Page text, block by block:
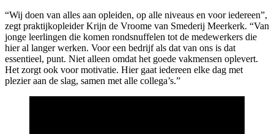
“Wij doen van alles aan opleiden, op alle niveaus en voor iedereen”,
zegt praktijkopleider Krijn de Vroome van Smederij Meerkerk. “Van
jonge leerlingen die komen rondsnuffelen tot de medewerkers die
hier al langer werken. Voor een bedrijf als dat van ons is dat
essentieel, punt. Niet alleen omdat het goede vakmensen oplevert.
Het zorgt ook voor motivatie. Hier gaat iedereen elke dag met
plezier aan de slag, samen met alle collega’s.”